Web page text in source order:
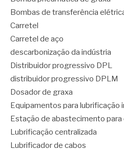
Bombas de transferência
Carretel
Carretel de aço
descarbonização da indústria
Distribuidor progressivo DPL
distribuidor progressivo DPLM
Dosador de graxa
Equipamentos para lubrificação
Estação de abastecimento para
Lubrificação centralizada
Lubrificador de cabos